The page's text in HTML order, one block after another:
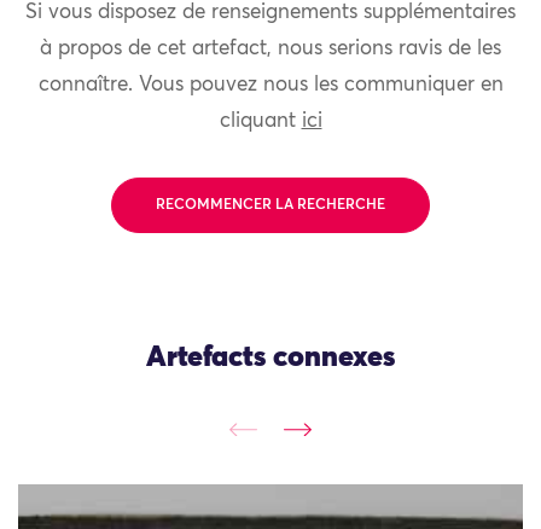
Si vous disposez de renseignements supplémentaires
à propos de cet artefact, nous serions ravis de les
connaître. Vous pouvez nous les communiquer en
cliquant ici
RECOMMENCER LA RECHERCHE
Artefacts connexes